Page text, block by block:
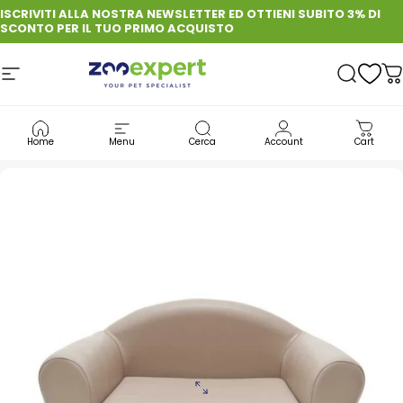
Vai direttamente ai contenuti
ISCRIVITI ALLA NOSTRA NEWSLETTER ED OTTIENI SUBITO 3% DI
SCONTO PER IL TUO PRIMO ACQUISTO
Navigazione del sito
zooexpert Cerca
Home Menu Cerca Account Cart
CANECUCCE INTERNE PER CANI
FERRIBIELLA CANE DIVANETTO SOFA MAISON TORTORA 73 X 52 X 40 CM